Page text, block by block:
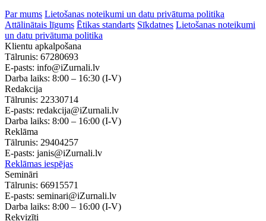
Par mums Lietošanas noteikumi un datu privātuma politika
Attālinātais līgums Ētikas standarts Sīkdatnes Lietošanas noteikumi
un datu privātuma politika
Klientu apkalpošana
Tālrunis: 67280693
E-pasts: info@iZurnali.lv
Darba laiks: 8:00 – 16:30 (I-V)
Redakcija
Tālrunis: 22330714
E-pasts: redakcija@iZurnali.lv
Darba laiks: 8:00 – 16:00 (I-V)
Reklāma
Tālrunis: 29404257
E-pasts: janis@iZurnali.lv
Reklāmas iespējas
Semināri
Tālrunis: 66915571
E-pasts: seminari@iZurnali.lv
Darba laiks: 8:00 – 16:00 (I-V)
Rekvizīti